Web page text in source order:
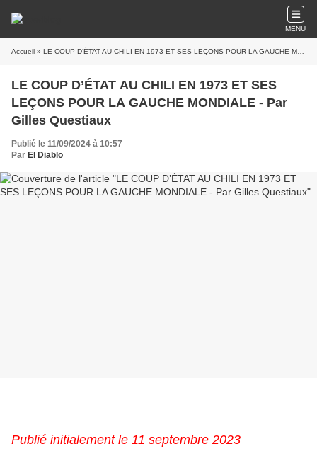
MENU
Accueil » LE COUP D’ÉTAT AU CHILI EN 1973 ET SES LEÇONS POUR LA GAUCHE MONDIALE - Par Gilles Questiaux
LE COUP D’ÉTAT AU CHILI EN 1973 ET SES
LEÇONS POUR LA GAUCHE MONDIALE - Par
Gilles Questiaux
Publié le 11/09/2024 à 10:57
Par El Diablo
Publié initialement le 11 septembre 2023